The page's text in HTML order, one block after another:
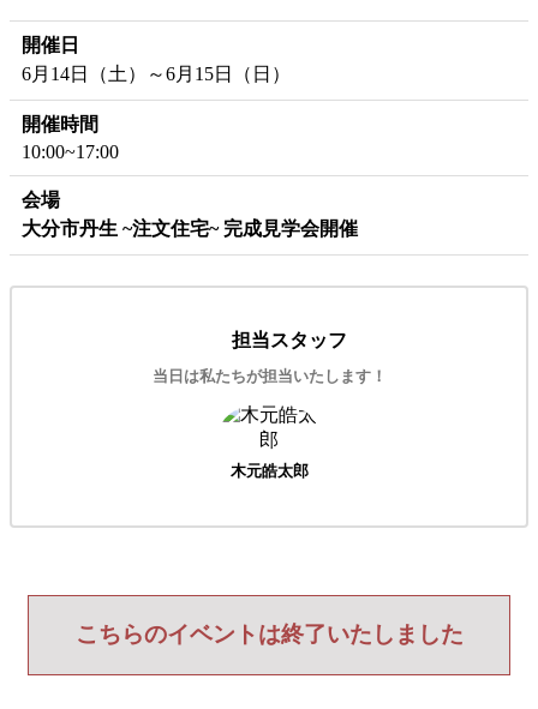
開催日
6月14日（土）～6月15日（日）
開催時間
10:00~17:00
会場
大分市丹生 ~注文住宅~ 完成見学会開催
担当スタッフ
当日は私たちが担当いたします！
木元皓太郎
こちらのイベントは終了いたしました